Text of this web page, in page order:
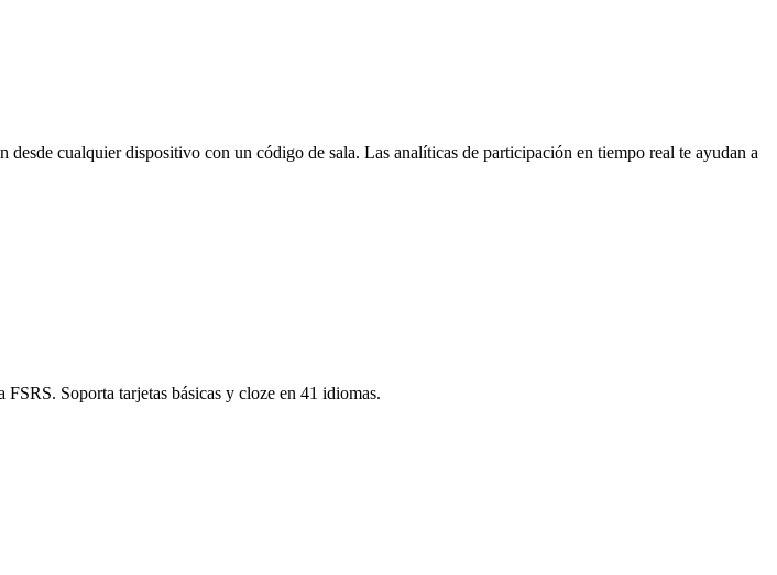
cualquier dispositivo con un código de sala. Las analíticas de participación en tiempo real te ayudan a
Soporta tarjetas básicas y cloze en 41 idiomas.